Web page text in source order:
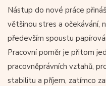
Nástup do nové práce
většinou stres a očekávání,
především spoustu
Pracovní poměr je přitom
pracovněprávních vztahů,
stabilitu a příjem, zatímco